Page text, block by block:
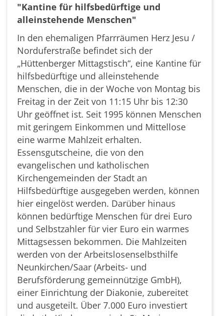
"Kantine für hilfsbedürftige und
alleinstehende Menschen"
In den ehemaligen Pfarrräumen Herz Jesu /
Norduferstraße befindet sich der
„Hüttenberger Mittagstisch“, eine Kantine für
hilfsbedürftige und alleinstehende
Menschen, die in der Woche von Montag bis
Freitag in der Zeit von 11:15 Uhr bis 12:30
Uhr geöffnet ist. Seit 1995 können Menschen
mit geringem Einkommen und Mittellose
eine warme Mahlzeit erhalten.
Essensgutscheine, die von den
evangelischen und katholischen
Kirchengemeinden der Stadt an
Hilfsbedürftige ausgegeben werden, können
hier eingelöst werden. Darüber hinaus
können bedürftige Menschen für drei Euro
und Selbstzahler für vier Euro ein warmes
Mittagsessen bekommen. Die Mahlzeiten
werden von der Arbeitslosenselbsthilfe
Neunkirchen/Saar (Arbeits- und
Berufsförderung gemeinnützige GmbH),
einer Einrichtung der Diakonie, zubereitet
und ausgeteilt. Über 7.000 Euro investiert